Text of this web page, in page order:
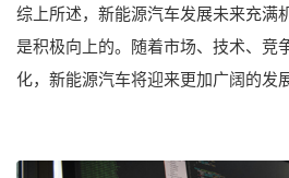
综上所述，新能源汽车发展未来充满
是积极向上的。随着市场、技术、竞
化，新能源汽车将迎来更加广阔的发